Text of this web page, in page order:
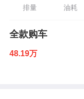
排量 油耗
全款购车
48.19万